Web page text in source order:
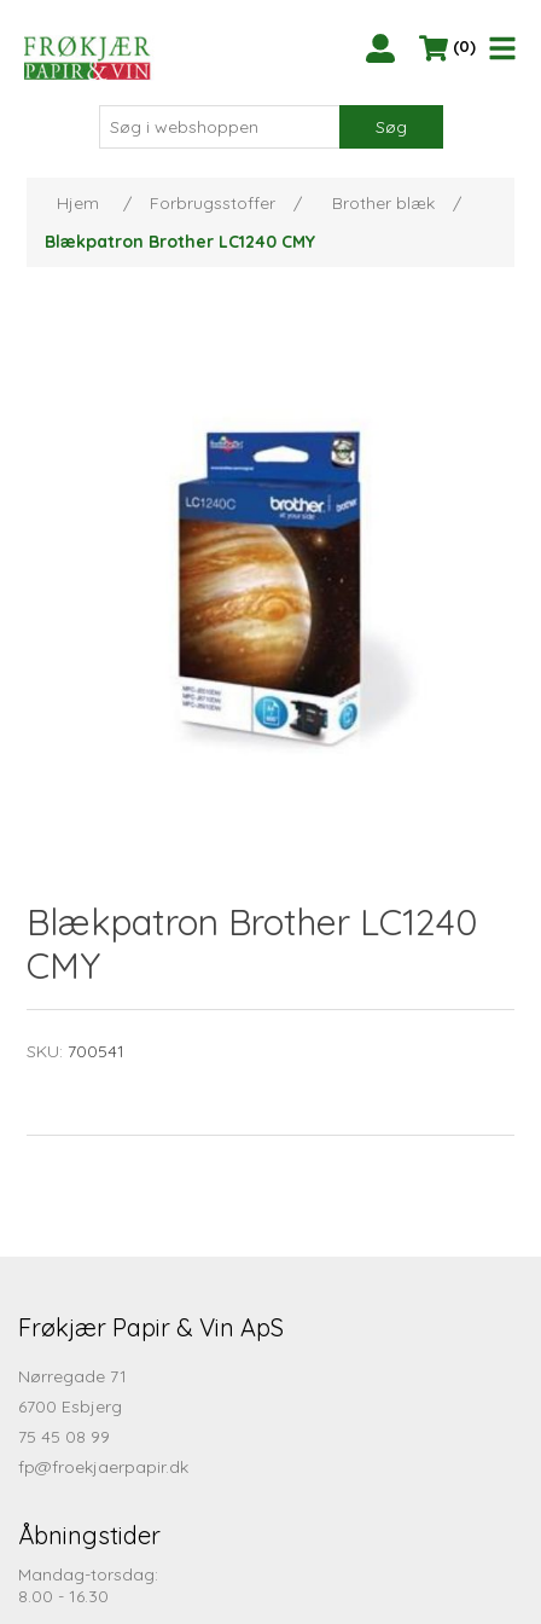
(0)
Søg
Hjem / Forbrugsstoffer / Brother blæk
/
Blækpatron Brother LC1240 CMY
Blækpatron Brother LC1240
CMY
SKU: 700541
Frøkjær Papir & Vin ApS
Nørregade 71
6700 Esbjerg
75 45 08 99
fp@froekjaerpapir.dk
Åbningstider
Mandag-torsdag:
8.00 - 16.30